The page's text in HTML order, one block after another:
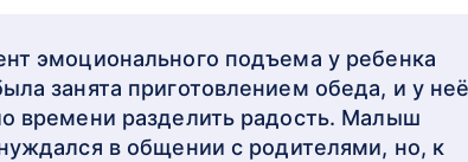
эмоционального подъема у ребенка
занята приготовлением обеда, и у
времени разделить радость. Малыш
в общении с родителями, но, к